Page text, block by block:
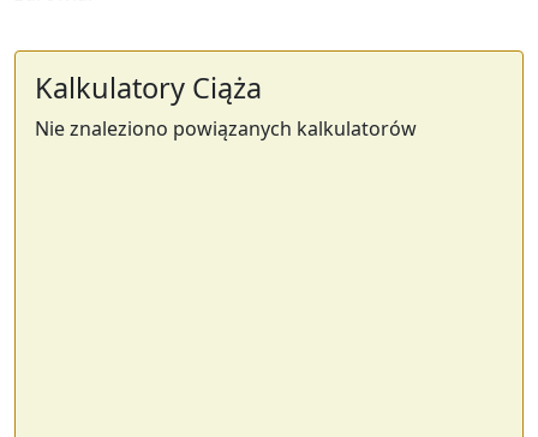
Kalkulatory Ciąża
Nie znaleziono powiązanych kalkulatorów